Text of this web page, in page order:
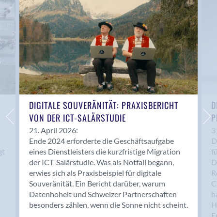
Anwil
Appenzell
Au SG
Baar
Baden
Balsthal
Balzers
Basel
Bassersdorf
Belp
Bendern
Benken (SG)
Bergdietikon
Berlin
Bern
Bern - Liebefeld
DIGITALE SOUVERÄNITÄT: PRAXISBERICHT
VON DER ICT-SALÄRSTUDIE
21. April 2026:
Ende 2024 erforderte die Geschäftsaufgabe
eines Dienstleisters die kurzfristige Migration
der ICT-Salärstudie. Was als Notfall begann,
erwies sich als Praxisbeispiel für digitale
Souveränität. Ein Bericht darüber, warum
Datenhoheit und Schweizer Partnerschaften
besonders zählen, wenn die Sonne nicht scheint.